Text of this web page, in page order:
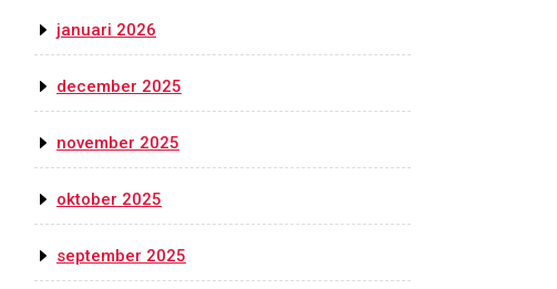
januari 2026
december 2025
november 2025
oktober 2025
september 2025